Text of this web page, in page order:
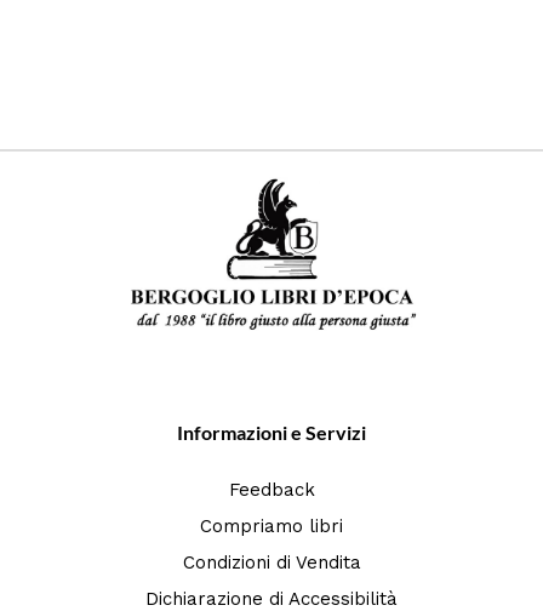
Informazioni e Servizi
Feedback
Compriamo libri
Condizioni di Vendita
Dichiarazione di Accessibilità